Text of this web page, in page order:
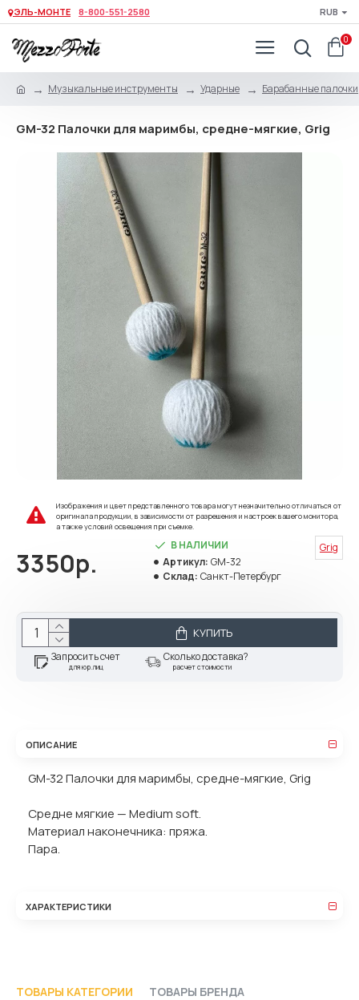
ЭЛЬ-МОНТЕ 8-800-551-2580 RUB
0
Музыкальные инструменты Ударные Барабанные
GM-32 Палочки для маримбы, средне-мягкие, Grig
Изображения и цвет представленного товара могут незначительно отличаться от
оригинала продукции, в зависимости от разрешения и настроек вашего монитора,
а также условий освещения при съемке.
3350р.
В НАЛИЧИИ
Артикул: GM-32
Склад: Санкт-Петербург
Grig
КУПИТЬ
Запросить счет
для юр.лиц
Сколько доставка?
расчет стоимости
ОПИСАНИЕ
GM-32 Палочки для маримбы, средне-мягкие, Grig
Средне мягкие — Medium soft.
Материал наконечника: пряжа.
Пара.
ХАРАКТЕРИСТИКИ
ТОВАРЫ КАТЕГОРИИ ТОВАРЫ БРЕНДА